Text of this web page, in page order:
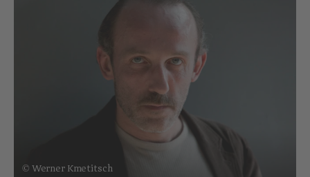
© Werner Kmetitsch